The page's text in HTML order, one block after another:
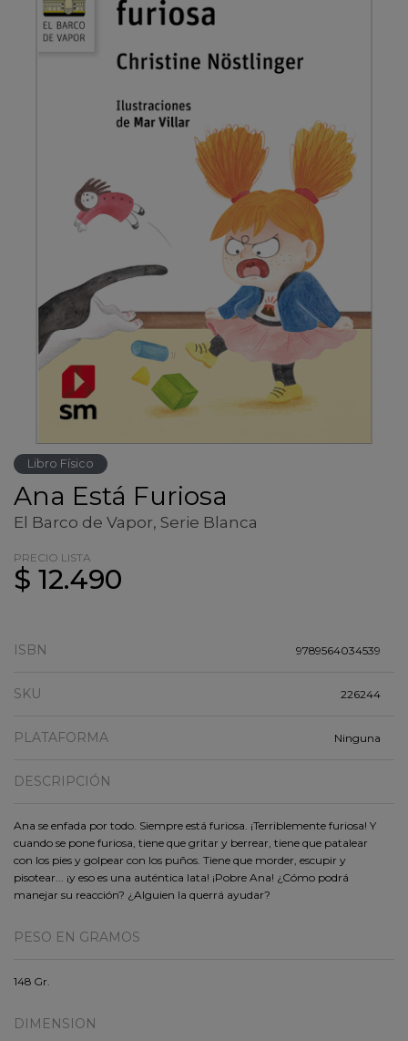
Libro Físico
Ana Está Furiosa
El Barco de Vapor, Serie Blanca
PRECIO LISTA
$ 12.490
ISBN 9789564034539
SKU 226244
PLATAFORMA Ninguna
DESCRIPCIÓN
Ana se enfada por todo. Siempre está furiosa. ¡Terriblemente furiosa! Y
cuando se pone furiosa, tiene que gritar y berrear, tiene que patalear
con los pies y golpear con los puños. Tiene que morder, escupir y
pisotear... ¡y eso es una auténtica lata! ¡Pobre Ana! ¿Cómo podrá
manejar su reacción? ¿Alguien la querrá ayudar?
PESO EN GRAMOS
148 Gr.
DIMENSION